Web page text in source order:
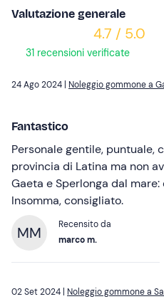
Valutazione generale
4.7 / 5.0
31 recensioni verificate
24 Ago 2024 | Noleggio gommone a
Fantastico
Personale gentile, puntuale,
provincia di Latina ma non
Gaeta e Sperlonga dal
Insomma, consigliato.
MM
Recensito da
marco m.
02 Set 2024 | Noleggio gommone a